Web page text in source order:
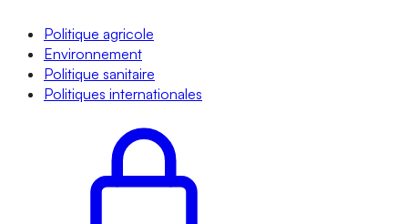
Politique agricole
Environnement
Politique sanitaire
Politiques internationales